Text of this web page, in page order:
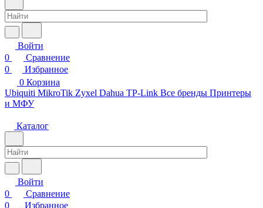
Войти
0
Сравнение
0
Избранное
0 Корзина
Ubiquiti MikroTik Zyxel Dahua TP-Link Все бренды Принтеры
и МФУ
Каталог
Войти
0
Сравнение
0
Избранное